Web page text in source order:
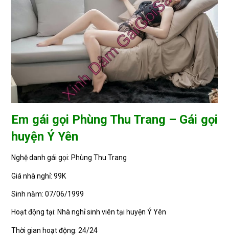
Em gái gọi Phùng Thu Trang – Gái gọi
huyện Ý Yên
Nghệ danh gái gọi: Phùng Thu Trang
Giá nhà nghỉ: 99K
Sinh năm: 07/06/1999
Hoạt động tại: Nhà nghỉ sinh viên tại huyện Ý Yên
Thời gian hoạt động: 24/24